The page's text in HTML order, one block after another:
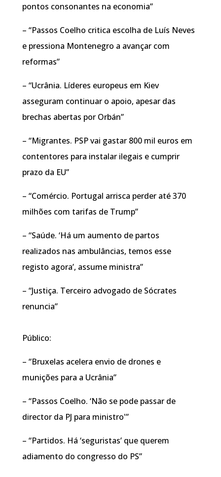
pontos consonantes na economia”
– “Passos Coelho critica escolha de Luís Neves
e pressiona Montenegro a avançar com
reformas”
– “Ucrânia. Líderes europeus em Kiev
asseguram continuar o apoio, apesar das
brechas abertas por Orbán”
– “Migrantes. PSP vai gastar 800 mil euros em
contentores para instalar ilegais e cumprir
prazo da EU”
– “Comércio. Portugal arrisca perder até 370
milhões com tarifas de Trump”
– “Saúde. ‘Há um aumento de partos
realizados nas ambulâncias, temos esse
registo agora’, assume ministra”
– “Justiça. Terceiro advogado de Sócrates
renuncia”
Público:
– “Bruxelas acelera envio de drones e
munições para a Ucrânia”
– “Passos Coelho. ‘Não se pode passar de
director da PJ para ministro'”
– “Partidos. Há ‘seguristas’ que querem
adiamento do congresso do PS”